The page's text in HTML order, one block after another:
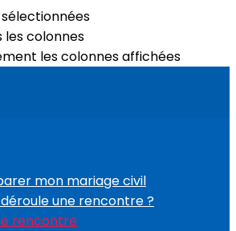
colonnes
les colonnes affichées
mon mariage civil
une rencontre ?
rencontre